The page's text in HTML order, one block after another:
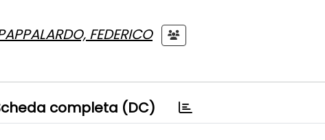
FEDERICO
completa (DC)